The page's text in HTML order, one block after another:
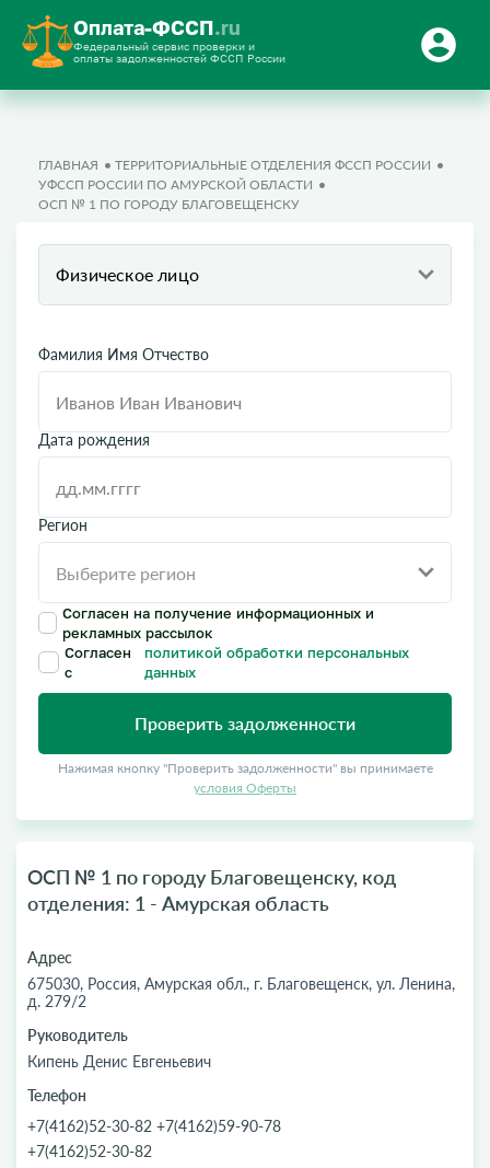
Оплата-ФССП.ru
Федеральный сервис проверки и
оплаты задолженностей ФССП России
ГЛАВНАЯ
ТЕРРИТОРИАЛЬНЫЕ ОТДЕЛЕНИЯ ФССП РОССИИ
УФССП РОССИИ ПО АМУРСКОЙ ОБЛАСТИ
ОСП № 1 ПО ГОРОДУ БЛАГОВЕЩЕНСКУ
Физическое лицо
Фамилия Имя Отчество
Дата рождения
Регион
Согласен на получение информационных и
рекламных рассылок
Согласен
с
политикой обработки персональных
данных
Проверить задолженности
Нажимая кнопку "Проверить задолженности" вы принимаете
условия Оферты
ОСП № 1 по городу Благовещенску, код
отделения: 1 - Амурская область
Адрес
675030, Россия, Амурская обл., г. Благовещенск, ул. Ленина,
д. 279/2
Руководитель
Кипень Денис Евгеньевич
Телефон
+7(4162)52-30-82 +7(4162)59-90-78
+7(4162)52-30-82